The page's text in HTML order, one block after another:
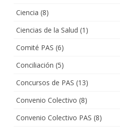
Ciencia (8)
Ciencias de la Salud (1)
Comité PAS (6)
Conciliación (5)
Concursos de PAS (13)
Convenio Colectivo (8)
Convenio Colectivo PAS (8)